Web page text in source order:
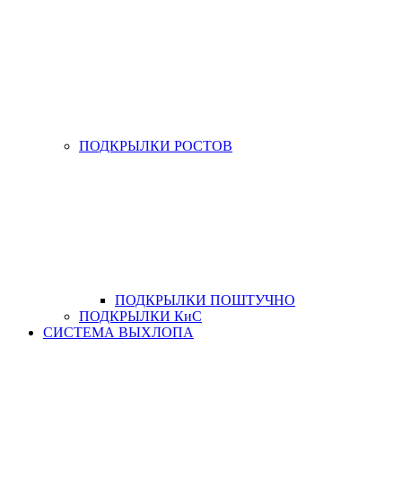
ПОДКРЫЛКИ РОСТОВ
ПОДКРЫЛКИ ПОШТУЧНО
ПОДКРЫЛКИ КиС
СИСТЕМА ВЫХЛОПА